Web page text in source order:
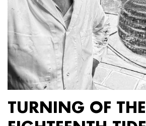
TURNING OF THE